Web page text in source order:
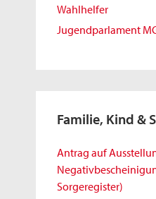
Wahlhelfer
Jugendparlament
Familie, Kind &
Antrag auf
Sorgeregister)